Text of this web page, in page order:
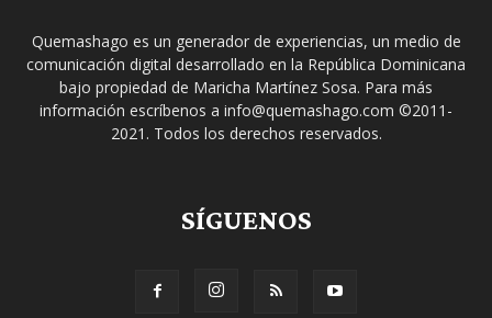
Quemashago es un generador de experiencias, un medio de
comunicación digital desarrollado en la República Dominicana
bajo propiedad de Maricha Martínez Sosa. Para más
información escríbenos a info@quemashago.com ©2011-
2021. Todos los derechos reservados.
SÍGUENOS